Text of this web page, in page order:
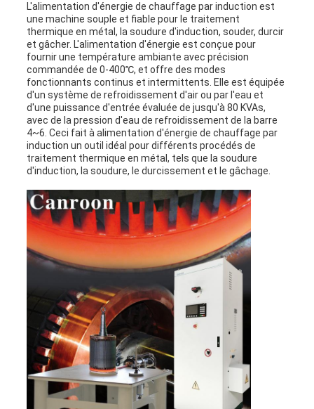
L'alimentation d'énergie de chauffage par induction est
une machine souple et fiable pour le traitement
thermique en métal, la soudure d'induction, souder, durcir
et gâcher. L'alimentation d'énergie est conçue pour
fournir une température ambiante avec précision
commandée de 0-400℃, et offre des modes
fonctionnants continus et intermittents. Elle est équipée
d'un système de refroidissement d'air ou par l'eau et
d'une puissance d'entrée évaluée de jusqu'à 80 KVAs,
avec de la pression d'eau de refroidissement de la barre
4~6. Ceci fait à alimentation d'énergie de chauffage par
induction un outil idéal pour différents procédés de
traitement thermique en métal, tels que la soudure
d'induction, la soudure, le durcissement et le gâchage.